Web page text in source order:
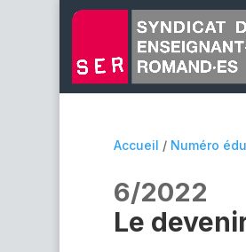
Accueil / Numéro
6/2022
Le